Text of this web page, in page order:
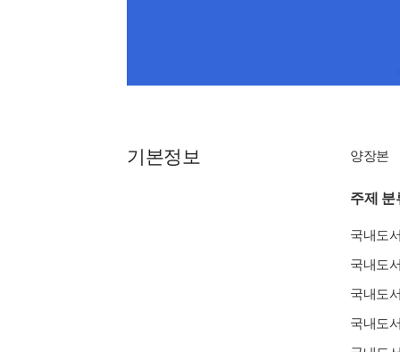
기본정보 양장본
주제 분
국내도
국내도
국내도
국내도